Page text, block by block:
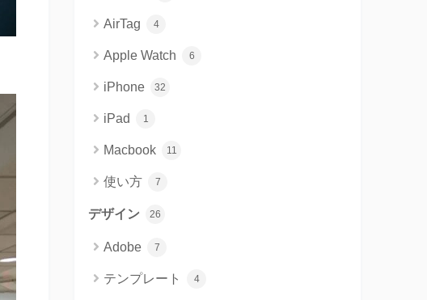
AirTag 4
Apple Watch 6
iPhone 32
iPad 1
Macbook 11
使い方 7
デザイン 26
Adobe 7
テンプレート 4